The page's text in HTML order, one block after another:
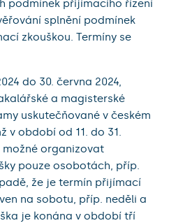
podmínek přijímacího řízení
splnění podmínek
zkouškou. Termíny se
do 30. června 2024,
a magisterské
uskutečňované v českém
v období od 11. do 31.
možné organizovat
pouze osobotách, příp.
že je termín přijímací
na sobotu, příp. neděli a
je konána v období tří